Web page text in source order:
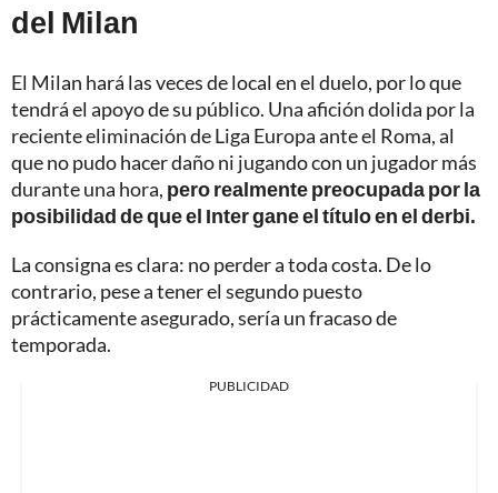
del Milan
El Milan hará las veces de local en el duelo, por lo que
tendrá el apoyo de su público. Una afición dolida por la
reciente eliminación de Liga Europa ante el Roma, al
que no pudo hacer daño ni jugando con un jugador más
durante una hora, pero realmente preocupada por la
posibilidad de que el Inter gane el título en el derbi.
La consigna es clara: no perder a toda costa. De lo
contrario, pese a tener el segundo puesto
prácticamente asegurado, sería un fracaso de
temporada.
PUBLICIDAD